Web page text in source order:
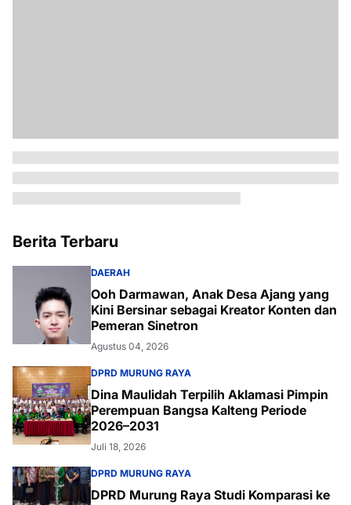
Berita Terbaru
DAERAH
Ooh Darmawan, Anak Desa Ajang yang
Kini Bersinar sebagai Kreator Konten dan
Pemeran Sinetron
Agustus 04, 2026
DPRD MURUNG RAYA
Dina Maulidah Terpilih Aklamasi Pimpin
Perempuan Bangsa Kalteng Periode
2026–2031
Juli 18, 2026
DPRD MURUNG RAYA
DPRD Murung Raya Studi Komparasi ke